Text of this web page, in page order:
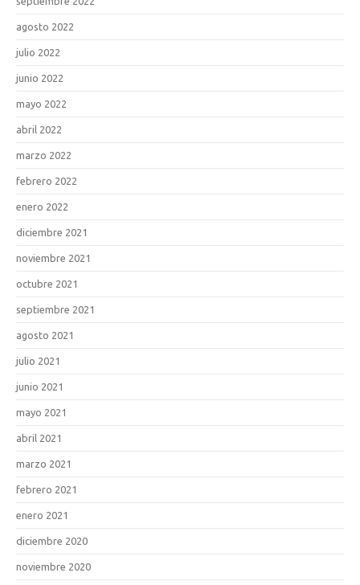
agosto 2022
julio 2022
junio 2022
mayo 2022
abril 2022
marzo 2022
febrero 2022
enero 2022
diciembre 2021
noviembre 2021
octubre 2021
septiembre 2021
agosto 2021
julio 2021
junio 2021
mayo 2021
abril 2021
marzo 2021
febrero 2021
enero 2021
diciembre 2020
noviembre 2020